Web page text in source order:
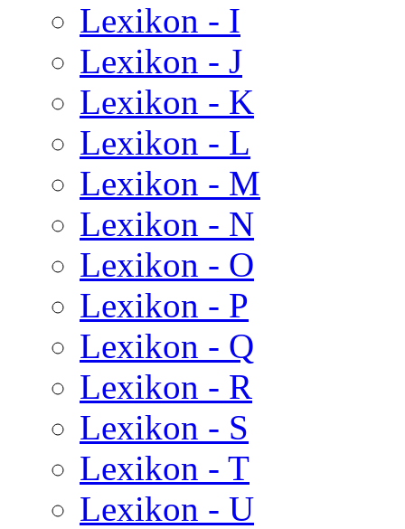
Lexikon - I
Lexikon - J
Lexikon - K
Lexikon - L
Lexikon - M
Lexikon - N
Lexikon - O
Lexikon - P
Lexikon - Q
Lexikon - R
Lexikon - S
Lexikon - T
Lexikon - U